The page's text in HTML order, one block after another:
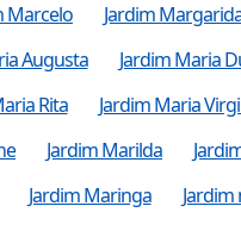
Marcelo
Jardim
Augusta
Jardim Maria
Rita
Jardim Maria
Jardim Marilda
Jardim Maringa